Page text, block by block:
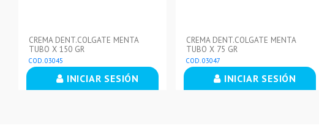
CREMA DENT.COLGATE MENTA
TUBO X 150 GR
COD. 03045
INICIAR SESIÓN
CREMA DENT.COLGATE MENTA
TUBO X 75 GR
COD. 03047
INICIAR SESIÓN